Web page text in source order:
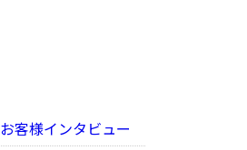
お客様インタビュー